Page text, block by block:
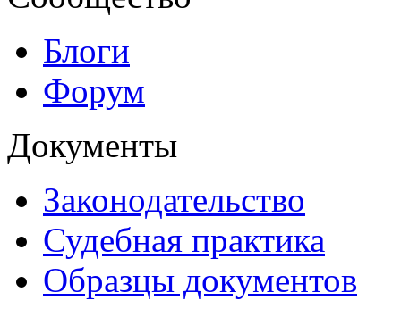
Блоги
Форум
Документы
Законодательство
Судебная практика
Образцы документов